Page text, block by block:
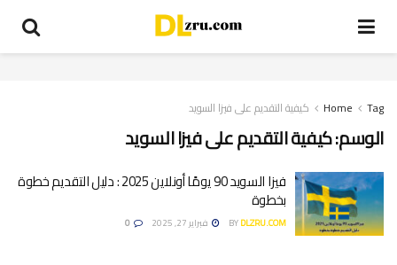
Home Tag كيفية التقديم على فيزا السويد
الوسم:كيفية التقديم على فيزا السويد
فيزا السويد 90 يومًا أونلاين 2025 : دليل التقديم خطوة
بخطوة
BYDLZRU.COM فبراير 27, 2025